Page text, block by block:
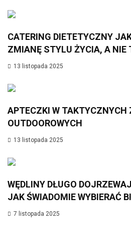
CATERING DIETETYCZNY
ZMIANĘ STYLU ŻYCIA, A NIE
13 listopada 2025
APTECZKI W TAKTYCZNYCH
OUTDOOROWYCH
13 listopada 2025
WĘDLINY DŁUGO
JAK ŚWIADOMIE WYBIERAĆ
7 listopada 2025